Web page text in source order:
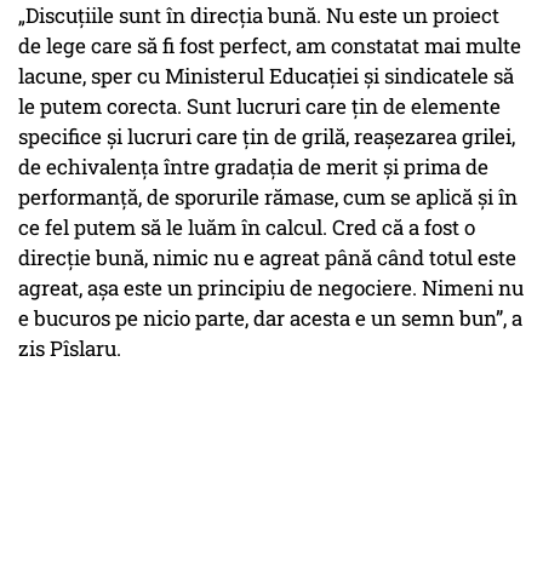
„Discuțiile sunt în direcția bună. Nu este un proiect
de lege care să fi fost perfect, am constatat mai multe
lacune, sper cu Ministerul Educației și sindicatele să
le putem corecta. Sunt lucruri care țin de elemente
specifice și lucruri care țin de grilă, reașezarea grilei,
de echivalența între gradația de merit și prima de
performanță, de sporurile rămase, cum se aplică și în
ce fel putem să le luăm în calcul. Cred că a fost o
direcție bună, nimic nu e agreat până când totul este
agreat, așa este un principiu de negociere. Nimeni nu
e bucuros pe nicio parte, dar acesta e un semn bun”, a
zis Pîslaru.